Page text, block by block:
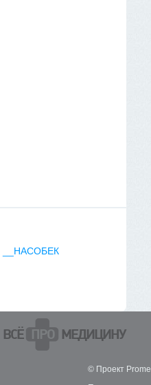
__НАСОБЕК
ВСЁ ПРО МЕДИЦИНУ
© Проект